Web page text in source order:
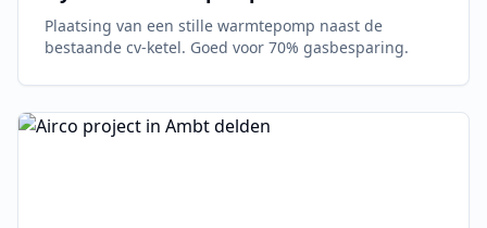
Plaatsing van een stille warmtepomp naast de
bestaande cv-ketel. Goed voor 70% gasbesparing.